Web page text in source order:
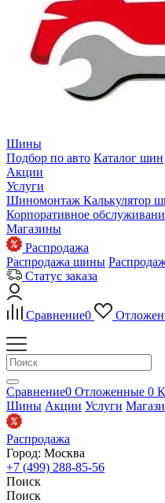
Шины
Подбор по авто Каталог шин
Акции
Услуги
Шиномонтаж Калькулятор
Корпоративное
Магазины
Распродажа
Распродажа шины
Статус заказа
Сравнение0
Сравнение0 Отложенные 0
Шины Акции Услуги
Распродажа
Город: Москва
+7 (499) 288-85-56
Поиск
Поиск